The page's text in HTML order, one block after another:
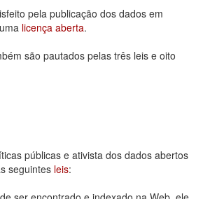
pela publicação dos dados em
licença aberta.
são pautados pelas três leis e oito
públicas e ativista dos dados abertos
seguintes leis: